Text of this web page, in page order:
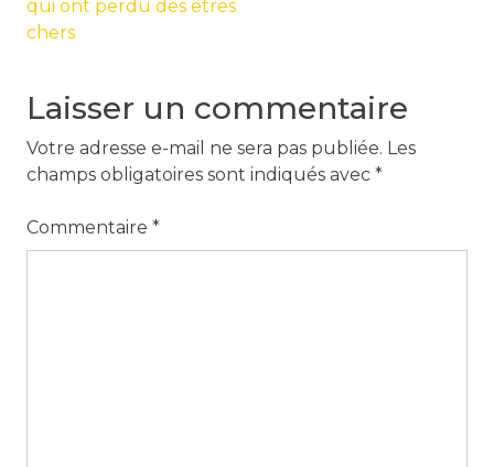
l’article
qui ont perdu des êtres
chers
Laisser un commentaire
Votre adresse e-mail ne sera pas publiée. Les
champs obligatoires sont indiqués avec *
Commentaire *